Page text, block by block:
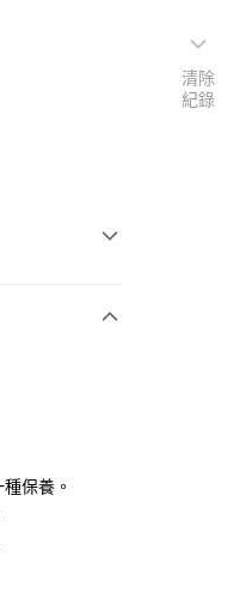
21家銀行
保養。
清除
紀錄